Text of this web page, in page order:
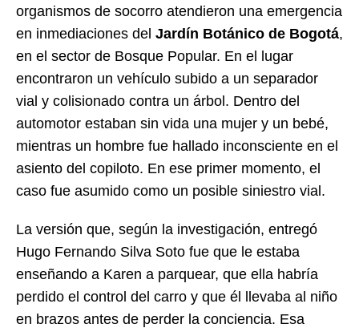
organismos de socorro atendieron una emergencia
en inmediaciones del Jardín Botánico de Bogotá,
en el sector de Bosque Popular. En el lugar
encontraron un vehículo subido a un separador
vial y colisionado contra un árbol. Dentro del
automotor estaban sin vida una mujer y un bebé,
mientras un hombre fue hallado inconsciente en el
asiento del copiloto. En ese primer momento, el
caso fue asumido como un posible siniestro vial.
La versión que, según la investigación, entregó
Hugo Fernando Silva Soto fue que le estaba
enseñando a Karen a parquear, que ella habría
perdido el control del carro y que él llevaba al niño
en brazos antes de perder la conciencia. Esa